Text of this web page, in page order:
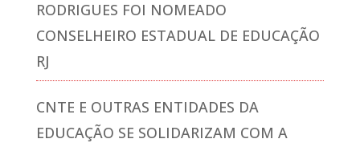
RODRIGUES FOI NOMEADO
CONSELHEIRO ESTADUAL DE EDUCAÇÃO
RJ
CNTE E OUTRAS ENTIDADES DA
EDUCAÇÃO SE SOLIDARIZAM COM A